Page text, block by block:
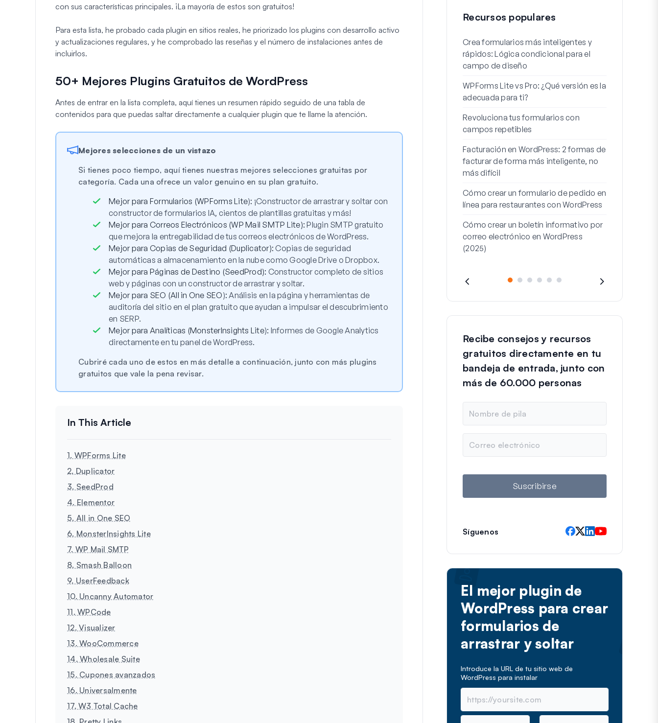
con sus características principales. ¡La mayoría de estos son gratuitos!
Para esta lista, he probado cada plugin en sitios reales, he priorizado los plugins con desarrollo activo
y actualizaciones regulares, y he comprobado las reseñas y el número de instalaciones antes de
incluirlos.
50+ Mejores Plugins Gratuitos de WordPress
Antes de entrar en la lista completa, aquí tienes un resumen rápido seguido de una tabla de
contenidos para que puedas saltar directamente a cualquier plugin que te llame la atención.
Mejores selecciones de un vistazo
Si tienes poco tiempo, aquí tienes nuestras mejores selecciones gratuitas por
categoría. Cada una ofrece un valor genuino en su plan gratuito.
Mejor para Formularios (WPForms Lite): ¡Constructor de arrastrar y soltar con
constructor de formularios IA, cientos de plantillas gratuitas y más!
Mejor para Correos Electrónicos (WP Mail SMTP Lite): Plugin SMTP gratuito
que mejora la entregabilidad de tus correos electrónicos de WordPress.
Mejor para Copias de Seguridad (Duplicator): Copias de seguridad
automáticas a almacenamiento en la nube como Google Drive o Dropbox.
Mejor para Páginas de Destino (SeedProd): Constructor completo de sitios
web y páginas con un constructor de arrastrar y soltar.
Mejor para SEO (All in One SEO): Análisis en la página y herramientas de
auditoría del sitio en el plan gratuito que ayudan a impulsar el descubrimiento
en SERP.
Mejor para Analíticas (MonsterInsights Lite): Informes de Google Analytics
directamente en tu panel de WordPress.
Cubriré cada uno de estos en más detalle a continuación, junto con más plugins
gratuitos que vale la pena revisar.
1. WPForms Lite
2. Duplicator
3. SeedProd
4. Elementor
5. All in One SEO
6. MonsterInsights Lite
7. WP Mail SMTP
8. Smash Balloon
9. UserFeedback
10. Uncanny Automator
11. WPCode
12. Visualizer
13. WooCommerce
14. Wholesale Suite
15. Cupones avanzados
16. Universalmente
17. W3 Total Cache
Recursos populares
Crea formularios más inteligentes y
rápidos: Lógica condicional para el
campo de diseño
WPForms Lite vs Pro: ¿Qué versión es la
adecuada para ti?
Revoluciona tus formularios con
campos repetibles
Facturación en WordPress: 2 formas de
facturar de forma más inteligente, no
más difícil
Cómo crear un formulario de pedido en
línea para restaurantes con WordPress
Cómo crear un boletín informativo por
correo electrónico en WordPress
(2025)
Recibe consejos y recursos
gratuitos directamente en tu
bandeja de entrada, junto con
más de 60.000 personas
m
b
r
e
t
i
o
Suscribirse
Síguenos
El mejor plugin de
WordPress para crear
formularios de
arrastrar y soltar
Introduce la URL de tu sitio web de
WordPress para instalar
N
C